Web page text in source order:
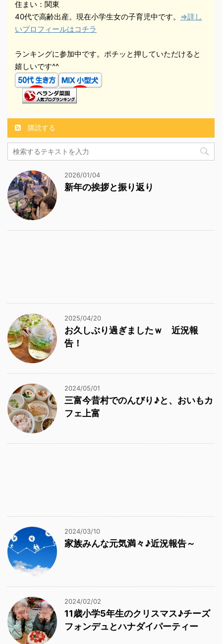
住まい：関東
40代で高齢出産。現在小学生女の子育児中です。 ⇒詳し
いプロフィールはコチラ
ランキングに参加中です。ポチッと押していただけると
嬉しいです^^
購読する
2026/01/04
新年の挨拶と振り返り
2025/04/20
お久しぶり過ぎましたｗ 近況報
告！
2024/05/01
三富今昔村でのんびり♪と、おいもカ
フェ上富
2024/03/10
家族みんな元気満々♪近況報告～
2024/02/02
11歳小学5年生のクリスマス♪チーズ
フォンデュとハナダイパーティー